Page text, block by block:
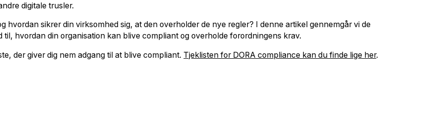
digitale trusler.
hvordan sikrer din virksomhed sig, at den overholder de nye regler? I denne artikel gennemgår vi de
til, hvordan din organisation kan blive compliant og overholde forordningens krav.
der giver dig nem adgang til at blive compliant. Tjeklisten for DORA compliance kan du finde lige her.